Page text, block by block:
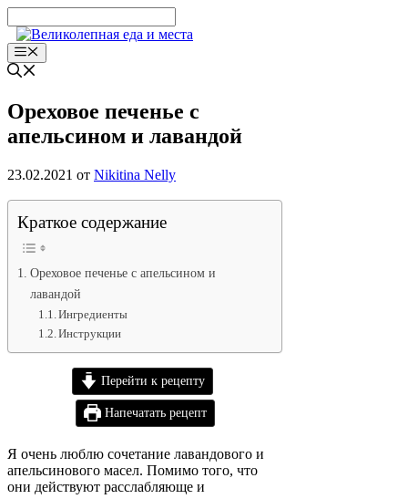
к
содержимому
Меню
Ореховое печенье с
апельсином и лавандой
23.02.2021 от Nikitina Nelly
Краткое содержание
Ореховое печенье с апельсином и
лавандой
Ингредиенты
Инструкции
Перейти к рецепту
Напечатать рецепт
Я очень люблю сочетание лавандового и
апельсинового масел. Помимо того, что
они действуют расслабляюще и